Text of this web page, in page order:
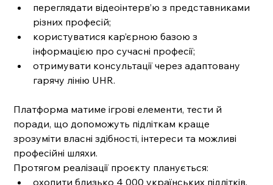
переглядати відеоінтерв’ю з представниками
різних професій;
користуватися кар’єрною базою з
інформацією про сучасні професії;
отримувати консультації через адаптовану
гарячу лінію UHR.
Платформа матиме ігрові елементи, тести й
поради, що допоможуть підліткам краще
зрозуміти власні здібності, інтереси та можливі
професійні шляхи.
Протягом реалізації проєкту планується:
охопити близько 4 000 українських підлітків,